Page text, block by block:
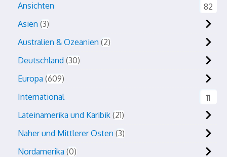
Ansichten
82
Asien 3
Australien & Ozeanien 2
Deutschland 30
Europa 609
International
11
Lateinamerika und Karibik 21
Naher und Mittlerer Osten 3
Nordamerika 0